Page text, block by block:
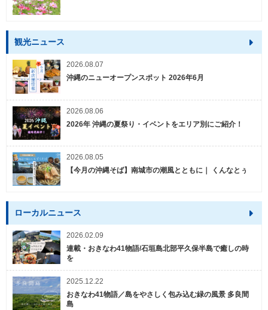
観光ニュース
2026.08.07
沖縄のニューオープンスポット 2026年6月
2026.08.06
2026年 沖縄の夏祭り・イベントをエリア別にご紹介！
2026.08.05
【今月の沖縄そば】南城市の潮風とともに｜ くんなとぅ
ローカルニュース
2026.02.09
連載・おきなわ41物語/石垣島北部平久保半島で癒しの時
を
2025.12.22
おきなわ41物語／島をやさしく包み込む緑の風景 多良間
島